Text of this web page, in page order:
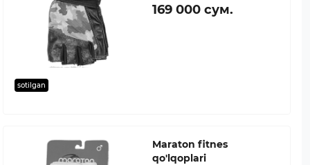
sotilgan
169 000 сум.
Maraton fitnes
qo'lqoplari